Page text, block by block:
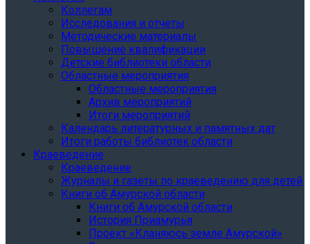
Коллегам
Исследования и отчеты
Методические материалы
Повышение квалификации
Детские библиотеки области
Областные мероприятия
Областные мероприятия
Архив мероприятий
Итоги мероприятий
Календарь литературных и памятных дат
Итоги работы библиотек области
Краеведение
Краеведение
Журналы и газеты по краеведению для детей
Книги об Амурской области
Книги об Амурской области
История Приамурья
Проект «Кланяюсь земле Амурской»